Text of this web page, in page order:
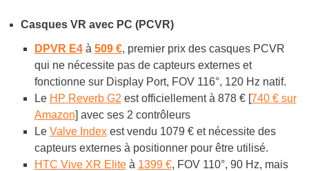
Casques VR avec PC (PCVR)
DPVR E4à 509 €, premier prix des casques PCVR
qui ne nécessite pas de capteurs externes et
fonctionne sur Display Port, FOV 116°, 120 Hz natif.
Le HP Reverb G2 est officiellement à 878 € [740 € sur
Amazon] avec ses 2 contrôleurs
Le Valve Indexest vendu 1079 € et nécessite des
capteurs externes à positionner pour être utilisé.
HTC Vive XR Eliteà 1399 €, FOV 110°, 90 Hz, mais